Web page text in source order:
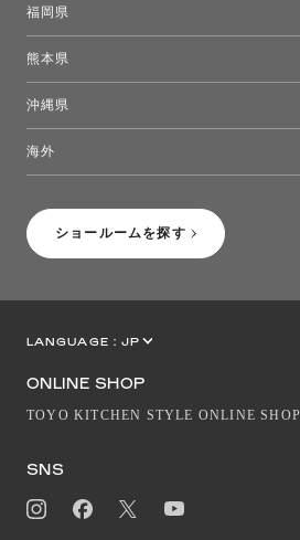
ショールームを探す
福岡県
熊本県
沖縄県
海外
LANGUAGE : JP
ONLINE SHOP
TOYO KITCHEN STYLE ONLINE SHOP
SNS